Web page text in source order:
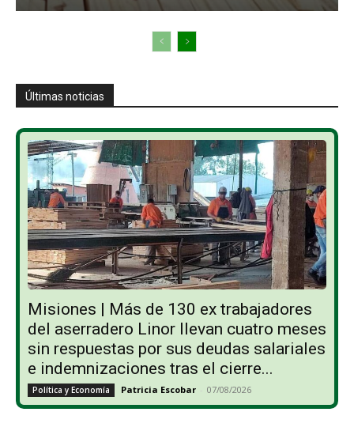
Últimas noticias
Misiones | Más de 130 ex trabajadores
del aserradero Linor llevan cuatro meses
sin respuestas por sus deudas salariales
e indemnizaciones tras el cierre...
Política y Economía Patricia Escobar - 07/08/2026